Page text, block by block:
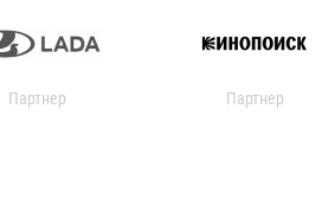
Партнер Партнер